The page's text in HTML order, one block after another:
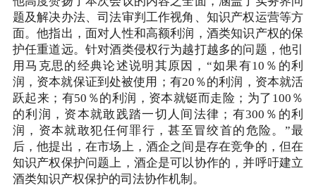
题及解决办法、司法审判工作视角、知识产权运营等方
面。他指出，面对人性和高额利润，酒类知识产权的保
护任重道远。针对酒类侵权行为越打越多的问题，他引
用马克思的经典论述说明其原因，“如果有10％的利
润，资本就保证到处被使用；有20％的利润，资本就活
跃起来；有50％的利润，资本就铤而走险；为了100％
的利润，资本就敢践踏一切人间法律；有300％的利
润，资本就敢犯任何罪行，甚至冒绞首的危险。”最
后，他提出，在市场上，酒企之间是存在竞争的，但在
知识产权保护问题上，酒企是可以协作的，并呼吁建立
酒类知识产权保护的司法协作机制。